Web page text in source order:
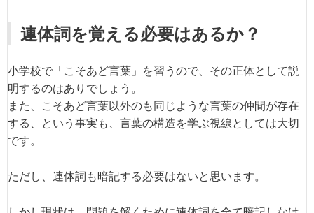
連体詞を覚える必要はあるか？
小学校で「こそあど言葉」を習うので、その正体として説
明するのはありでしょう。
また、こそあど言葉以外のも同じような言葉の仲間が存在
する、という事実も、言葉の構造を学ぶ視線としては大切
です。
ただし、連体詞も暗記する必要はないと思います。